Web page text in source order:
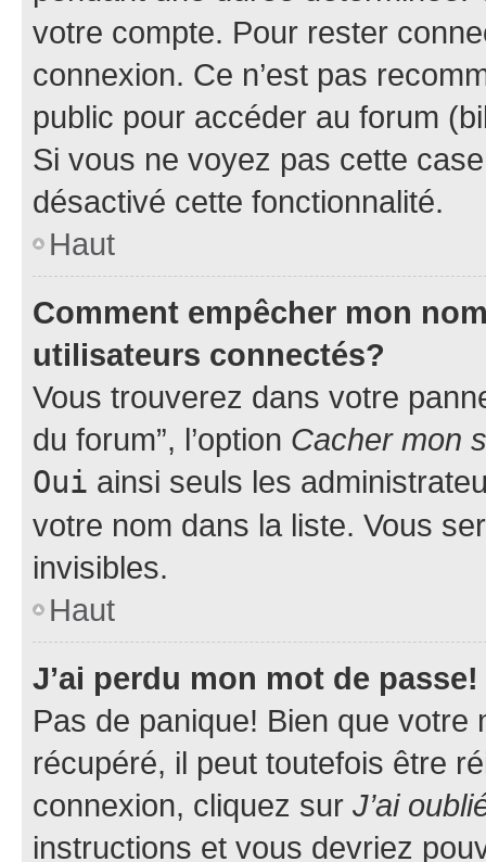
votre compte. Pour rester
connexion. Ce n’est pas
public pour accéder au forum
Si vous ne voyez pas cette
désactivé cette fonctionnalité.
Haut
Comment empêcher mon
utilisateurs connectés?
Vous trouverez dans votre
du forum”, l’option Cacher mon
Oui ainsi seuls les
votre nom dans la liste. Vous
invisibles.
Haut
J’ai perdu mon mot de passe!
Pas de panique! Bien que
récupéré, il peut toutefois être
connexion, cliquez sur J’ai
instructions et vous devriez